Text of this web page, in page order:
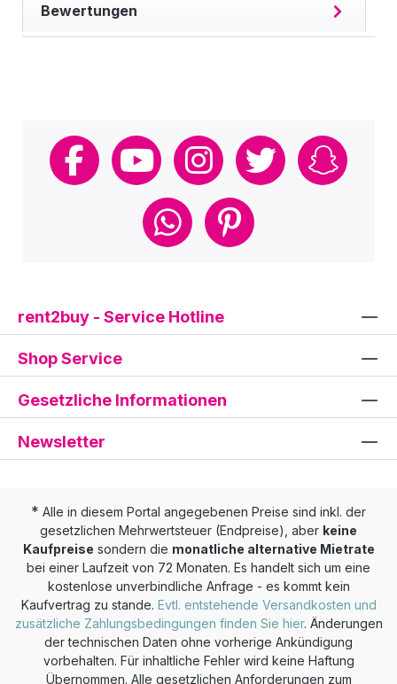
Bewertungen
rent2buy - Service Hotline
Shop Service
Gesetzliche Informationen
Newsletter
* Alle in diesem Portal angegebenen Preise sind inkl. der
gesetzlichen Mehrwertsteuer (Endpreise), aber keine
Kaufpreise sondern die monatliche alternative Mietrate
bei einer Laufzeit von 72 Monaten. Es handelt sich um eine
kostenlose unverbindliche Anfrage - es kommt kein
Kaufvertrag zu stande. Evtl. entstehende Versandkosten und
zusätzliche Zahlungsbedingungen finden Sie hier. Änderungen
der technischen Daten ohne vorherige Ankündigung
vorbehalten. Für inhaltliche Fehler wird keine Haftung
Übernommen. Alle gesetzlichen Anforderungen zum